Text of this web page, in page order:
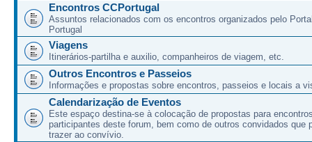
Encontros CCPortugal
Assuntos relacionados com os encontros organizados pelo
Portugal
Viagens
Itinerários-partilha e auxilio, companheiros de viagem, etc.
Outros Encontros e Passeios
Informações e propostas sobre encontros, passeios e locais a
Calendarização de Eventos
Este espaço destina-se à colocação de propostas para
participantes deste forum, bem como de outros convidados que
trazer ao convívio.